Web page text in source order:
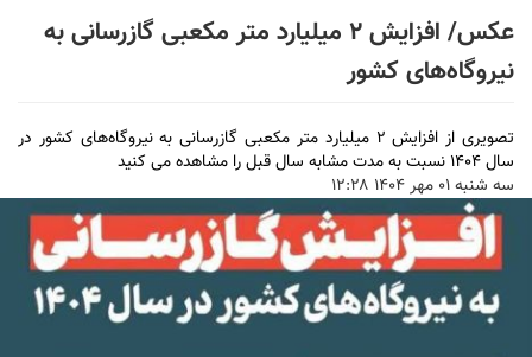
عکس/ افزایش ۲ میلیارد متر مکعبی گازرسانی به
نیروگاه‌های کشور
تصویری از افزایش ۲ میلیارد متر مکعبی گازرسانی به نیروگاه‌های کشور در
سال ۱۴۰۴ نسبت به مدت مشابه سال قبل را مشاهده می کنید
سه شنبه ۰۱ مهر ۱۴۰۴ ۱۲:۲۸